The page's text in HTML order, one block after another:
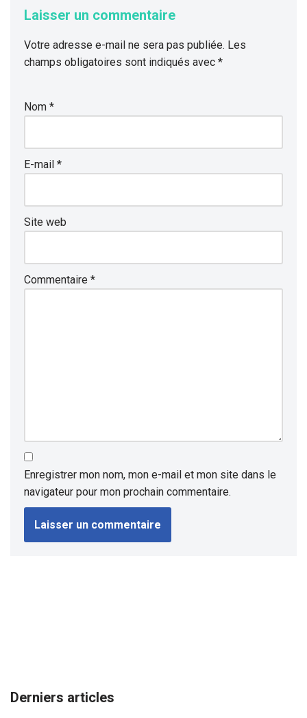
Laisser un commentaire
Votre adresse e-mail ne sera pas publiée. Les
champs obligatoires sont indiqués avec *
Nom *
E-mail *
Site web
Commentaire *
Enregistrer mon nom, mon e-mail et mon site dans le
navigateur pour mon prochain commentaire.
Derniers articles